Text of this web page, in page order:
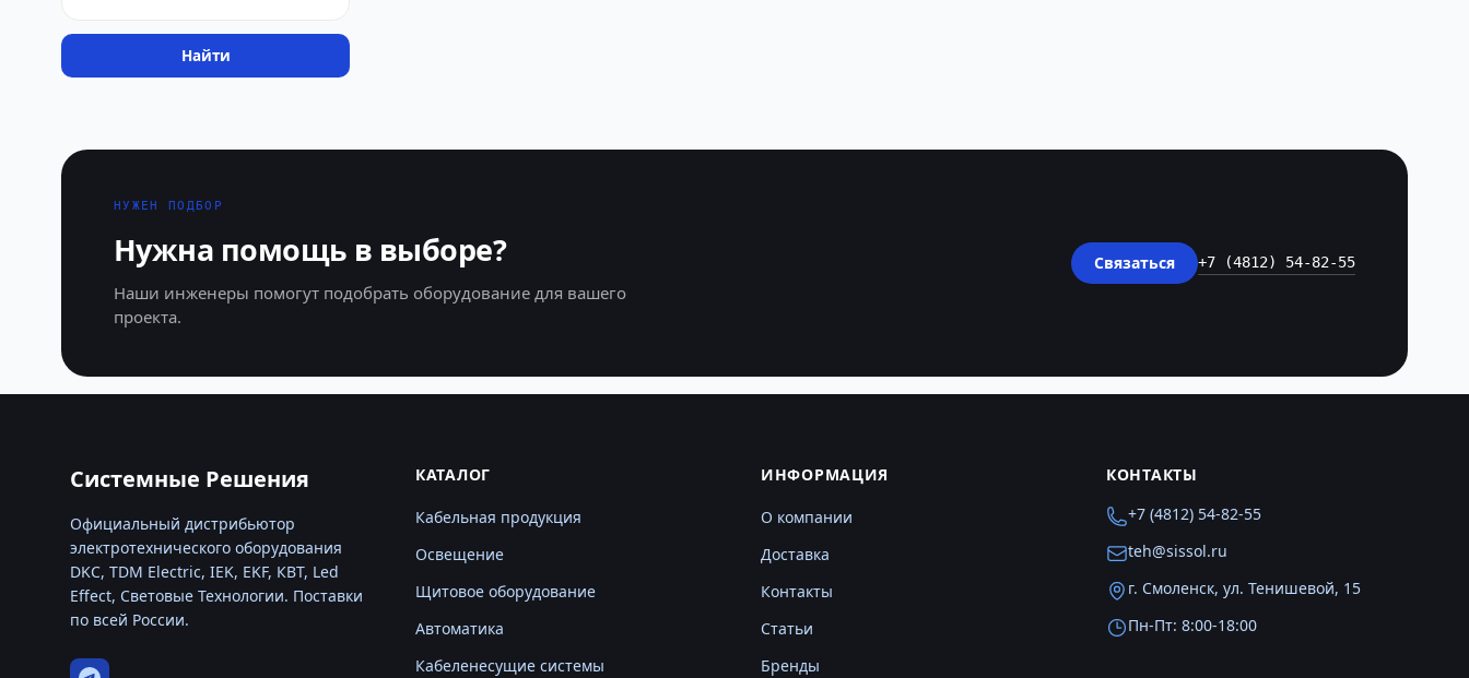
Найти
НУЖЕН ПОДБОР
Нужна помощь в выборе?
Наши инженеры помогут подобрать оборудование для вашего
проекта.
Связаться +7 (4812) 54-82-55
Системные Решения
Официальный дистрибьютор
электротехнического оборудования
DKC, TDM Electric, IEK, EKF, КВТ, Led
Effect, Световые Технологии. Поставки
по всей России.
КАТАЛОГ
Кабельная продукция
Освещение
Щитовое оборудование
Автоматика
Кабеленесущие системы
ИНФОРМАЦИЯ
О компании
Доставка
Контакты
Статьи
Бренды
КОНТАКТЫ
+7 (4812) 54-82-55
teh@sissol.ru
г. Смоленск, ул. Тенишевой, 15
Пн-Пт: 8:00-18:00